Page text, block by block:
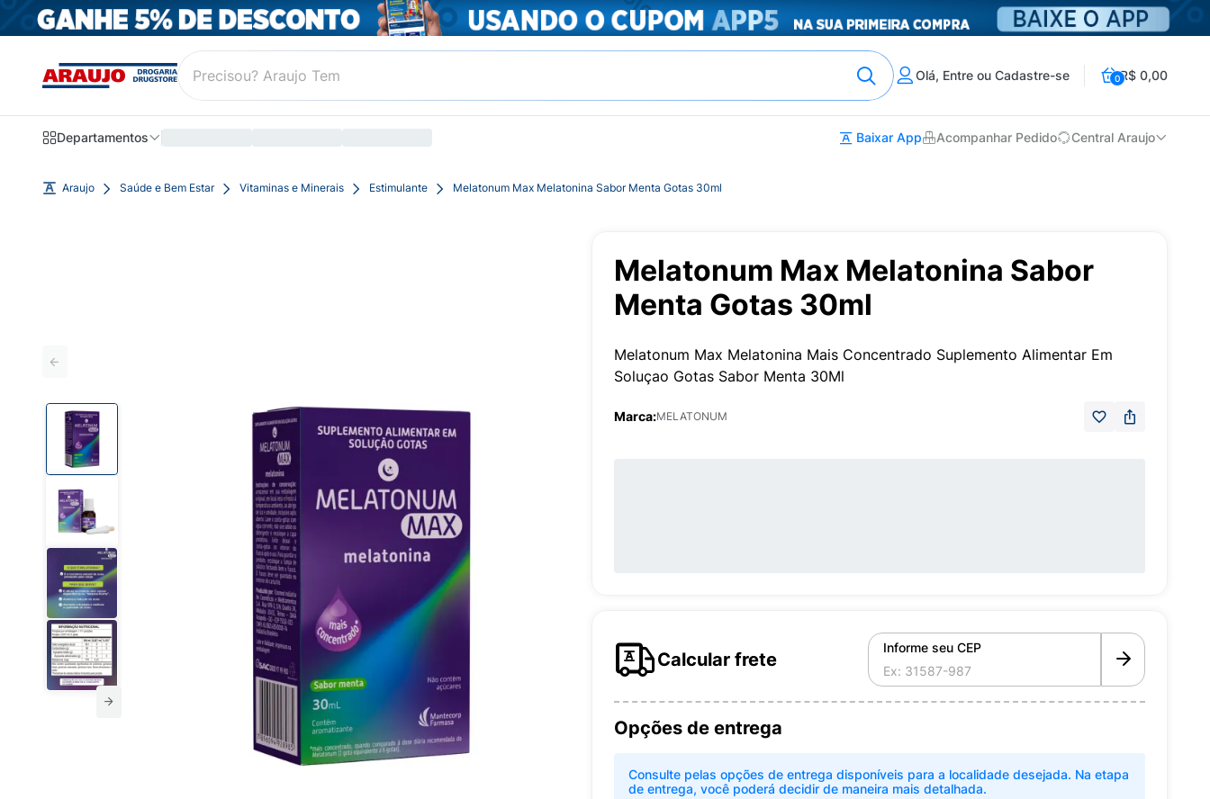
Olá, Entre ou Cadastre-se 0R$ 0,00
Departamentos Baixar App Acompanhar Pedido Central Araujo
Araujo Saúde e Bem Estar Vitaminas e Minerais Estimulante Melatonum Max Melatonina Sabor Menta Gotas 30ml
Melatonum Max Melatonina Sabor
Menta Gotas 30ml
Melatonum Max Melatonina Mais Concentrado Suplemento Alimentar Em
Soluçao Gotas Sabor Menta 30Ml
Marca:MELATONUM
Calcular frete
Informe seu CEP
Opções de entrega
Consulte pelas opções de entrega disponíveis para a localidade desejada. Na etapa
de entrega, você poderá decidir de maneira mais detalhada.